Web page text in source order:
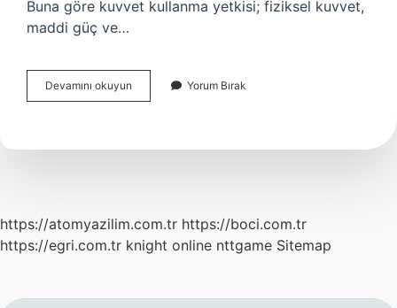
Buna göre kuvvet kullanma yetkisi; fiziksel kuvvet,
maddi güç ve…
Devamını okuyun
Zor
Nelerdir
Yorum Bırak
https://atomyazilim.com.tr https://boci.com.tr
https://egri.com.tr knight online nttgame Sitemap